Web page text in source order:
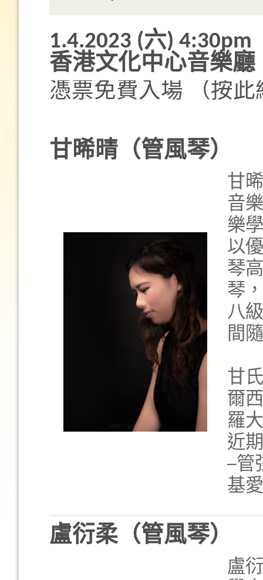
1.4.2023 (六) 4:30pm
香港文化中心音樂廳
憑票免費入場 （按此
甘晞晴（管風琴）
甘
音
樂
以
琴
琴
八
間
甘
爾
羅
近
─管
基
盧衍柔（管風琴）
盧